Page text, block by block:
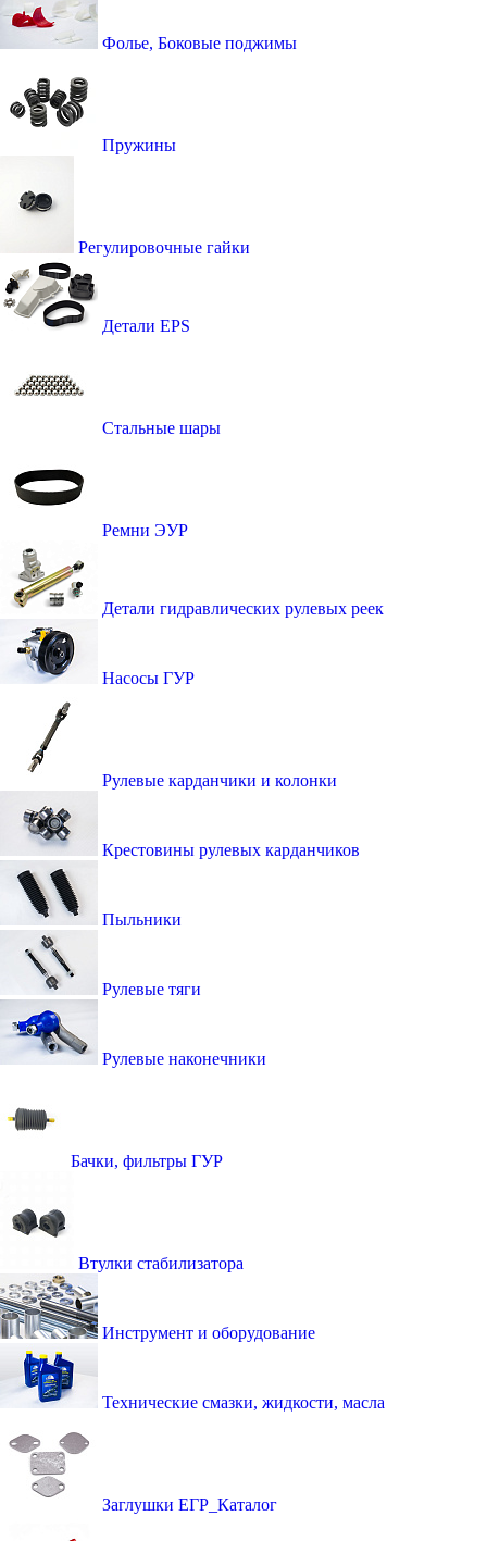
Фолье, Боковые поджимы
Пружины
Регулировочные гайки
Детали EPS
Стальные шары
Ремни ЭУР
Детали гидравлических рулевых реек
Насосы ГУР
Рулевые карданчики и колонки
Крестовины рулевых карданчиков
Пыльники
Рулевые тяги
Рулевые наконечники
Бачки, фильтры ГУР
Втулки стабилизатора
Инструмент и оборудование
Технические смазки, жидкости, масла
Заглушки ЕГР_Каталог